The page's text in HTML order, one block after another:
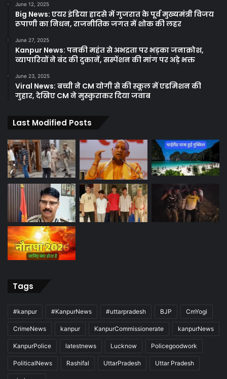
June 12, 2025
Big News: एयर इंडिया हादसे में गुजरात के पूर्व मुख्यमंत्री विजय
रूपाणी का निधन, राजनीतिक जगत में शोक की लहर
June 27, 2025
Kanpur News: पनकी महंत से अभद्रता पर भड़का जनाक्रोश,
व्यापारियों ने बंद की दुकानें, सस्पेंशन की मांग पर अड़े भक्त
June 23, 2025
Viral News: बच्ची ने CM योगी से की स्कूल में एडमिशन की
गुहार, देखिए CM ने मुस्कुराकर दिया जवाब
Last Modified Posts
Tags
#kanpur #KanpurNews #uttarpradesh BJP CmYogi
CrimeNews kanpur KanpurCommissionerate kanpurNews
KanpurPolice latestnews Lucknow Policegoodwork
PoliticalNews Rashifal UttarPradesh Uttar Pradesh